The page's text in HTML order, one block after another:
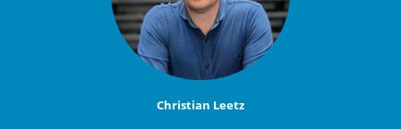
Christian Leetz